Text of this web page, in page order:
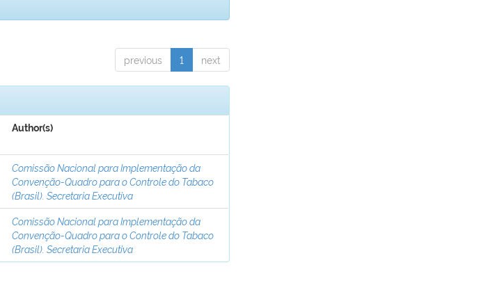
previous 1 next
Author(s)
Comissão Nacional para Implementação da
Convenção-Quadro para o Controle do Tabaco
(Brasil). Secretaria Executiva
Comissão Nacional para Implementação da
Convenção-Quadro para o Controle do Tabaco
(Brasil). Secretaria Executiva